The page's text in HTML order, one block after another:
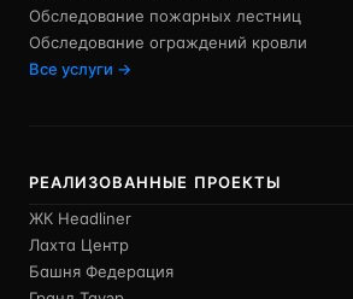
Обследование пожарных лестниц
Обследование ограждений кровли
Все услуги →
РЕАЛИЗОВАННЫЕ ПРОЕКТЫ
ЖК Headliner
Лахта Центр
Башня Федерация